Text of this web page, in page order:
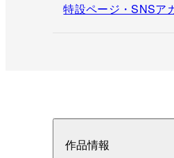
特設ページ・SNSア
作品情報